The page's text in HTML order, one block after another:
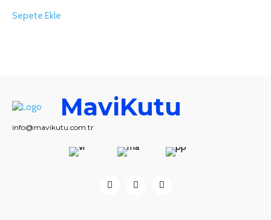
Sepete Ekle
MaviKutu
info@mavikutu.com.tr